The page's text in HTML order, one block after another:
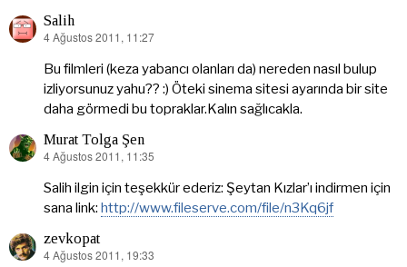
Salih
dedi
4 Ağustos 2011, 11:27
Bu filmleri (keza yabancı olanları da) nereden nasıl bulup
izliyorsunuz yahu?? :) Öteki sinema sitesi ayarında bir site
daha görmedi bu topraklar.Kalın sağlıcakla.
Murat Tolga Şen
dedi
4 Ağustos 2011, 11:35
Salih ilgin için teşekkür ederiz: Şeytan Kızlar’ı indirmen için
sana link: http://www.fileserve.com/file/n3Kq6jf
zevkopat
dedi
4 Ağustos 2011, 19:33